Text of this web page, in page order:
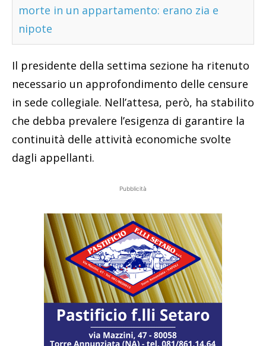
morte in un appartamento: erano zia e
nipote
Il presidente della settima sezione ha ritenuto
necessario un approfondimento delle censure
in sede collegiale. Nell’attesa, però, ha stabilito
che debba prevalere l’esigenza di garantire la
continuità delle attività economiche svolte
dagli appellanti.
Pubblicità